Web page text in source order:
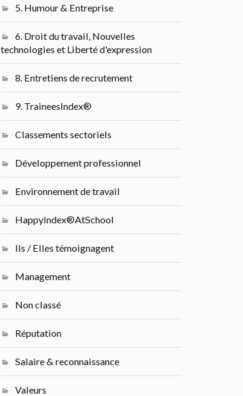
5. Humour & Entreprise
6. Droit du travail, Nouvelles
technologies et Liberté d'expression
8. Entretiens de recrutement
9. TraineesIndex®
Classements sectoriels
Développement professionnel
Environnement de travail
HappyIndex®AtSchool
Ils / Elles témoignagent
Management
Non classé
Réputation
Salaire & reconnaissance
Valeurs